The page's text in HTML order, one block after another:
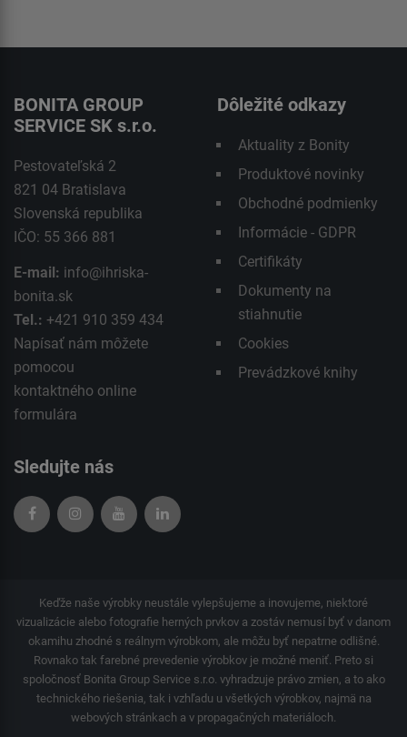
BONITA GROUP
SERVICE SK s.r.o.
Pestovateľská 2
821 04 Bratislava
Slovenská republika
IČO: 55 366 881
E-mail: info@ihriska-
bonita.sk
Tel.: +421 910 359 434
Napísať nám môžete
pomocou
kontaktného online
formulára
Dôležité odkazy
Aktuality z Bonity
Produktové novinky
Obchodné podmienky
Informácie - GDPR
Certifikáty
Dokumenty na
stiahnutie
Cookies
Prevádzkové knihy
Sledujte nás
Keďže naše výrobky neustále vylepšujeme a inovujeme, niektoré
vizualizácie alebo fotografie herných prvkov a zostáv nemusí byť v danom
okamihu zhodné s reálnym výrobkom, ale môžu byť nepatrne odlišné.
Rovnako tak farebné prevedenie výrobkov je možné meniť. Preto si
spoločnosť Bonita Group Service s.r.o. vyhradzuje právo zmien, a to ako
technického riešenia, tak i vzhľadu u všetkých výrobkov, najmä na
webových stránkach a v propagačných materiáloch.